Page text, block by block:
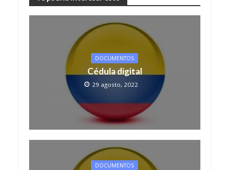
DOCUMENTOS
Cédula digital
29 agosto, 2022
DOCUMENTOS